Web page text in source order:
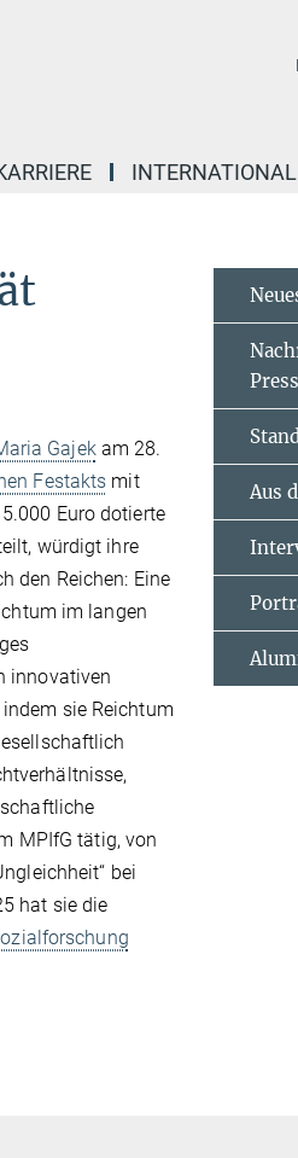
INTERNATIONAL
Gajekam 28.
Festakts mit
Euro dotierte
würdigt ihre
den Reichen: Eine
im langen
innovativen
sie Reichtum
MPIfG tätig, von
bei
hat sie die
Aus